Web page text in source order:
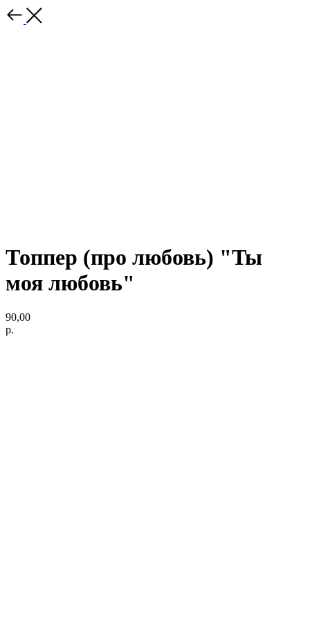
Топпер (про любовь) "Ты
моя любовь"
90,00
р.